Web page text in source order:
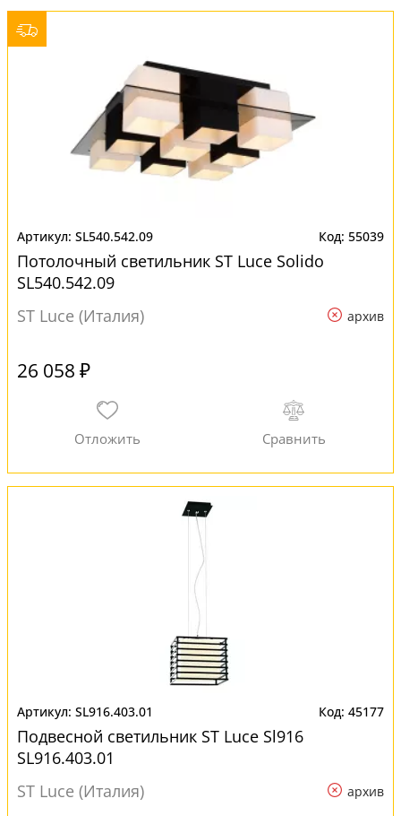
SL540.542.09 55039
Потолочный светильник ST Luce Solido
SL540.542.09
ST Luce (Италия)
архив
26 058 ₽
SL916.403.01 45177
Подвесной светильник ST Luce Sl916
SL916.403.01
ST Luce (Италия)
архив